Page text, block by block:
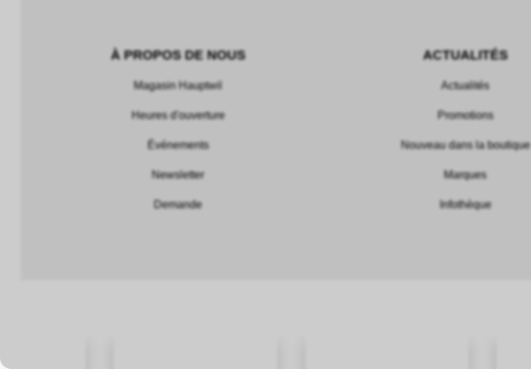
À PROPOS DE NOUS
Magasin Hauptwil
Heures d'ouverture
Événements
Newsletter
Demande
ACTUALITÉS
Actualités
Promotions
Nouveau dans la boutique
Marques
Infothèque